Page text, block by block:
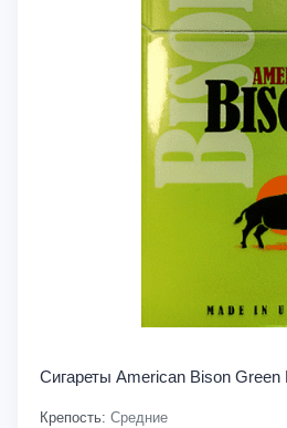
Сигареты American Bison Green
Крепость: Средние